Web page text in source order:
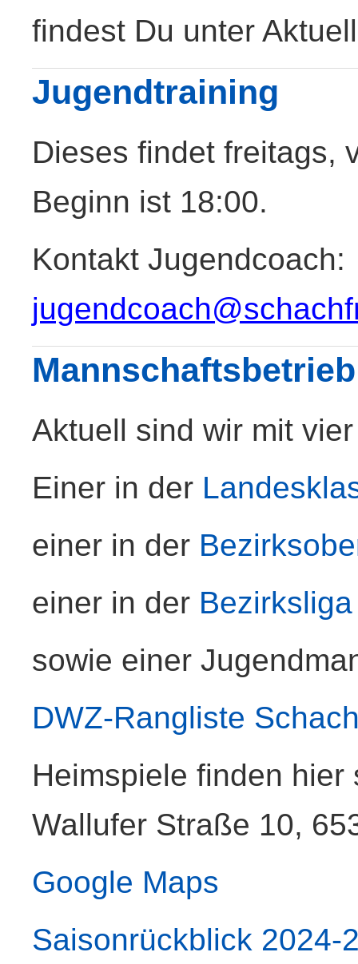
findest Du unter
Jugendtraining
Dieses findet freitags,
Beginn ist 18:00.
Kontakt Jugendcoach:
Mannschaftsbetrieb
Aktuell sind wir mit
Einer in der
einer in der
einer in der Bezirksliga
sowie einer
DWZ-Rangliste
Heimspiele finden hier
Wallufer Straße 10,
Google Maps
Saisonrückblick 2024-